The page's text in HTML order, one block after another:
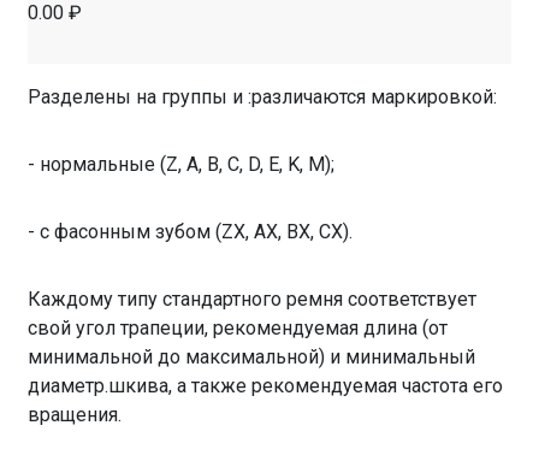
0.00 ₽
Разделены на группы и :различаются маркировкой:
- нормальные (Z, A, B, C, D, E, K, M);
- с фасонным зубом (ZX, AX, BX, CX).
Каждому типу стандартного ремня соответствует
свой угол трапеции, рекомендуемая длина (от
минимальной до максимальной) и минимальный
диаметр.шкива, а также рекомендуемая частота его
вращения.